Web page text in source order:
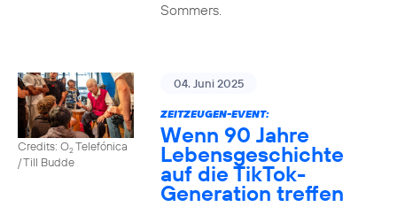
Sommers.
Credits: O2Telefónica
/ Till Budde
04. Juni 2025
ZEITZEUGEN-EVENT:
Wenn 90 Jahre
Lebensgeschichte
auf die TikTok-
Generation treffen